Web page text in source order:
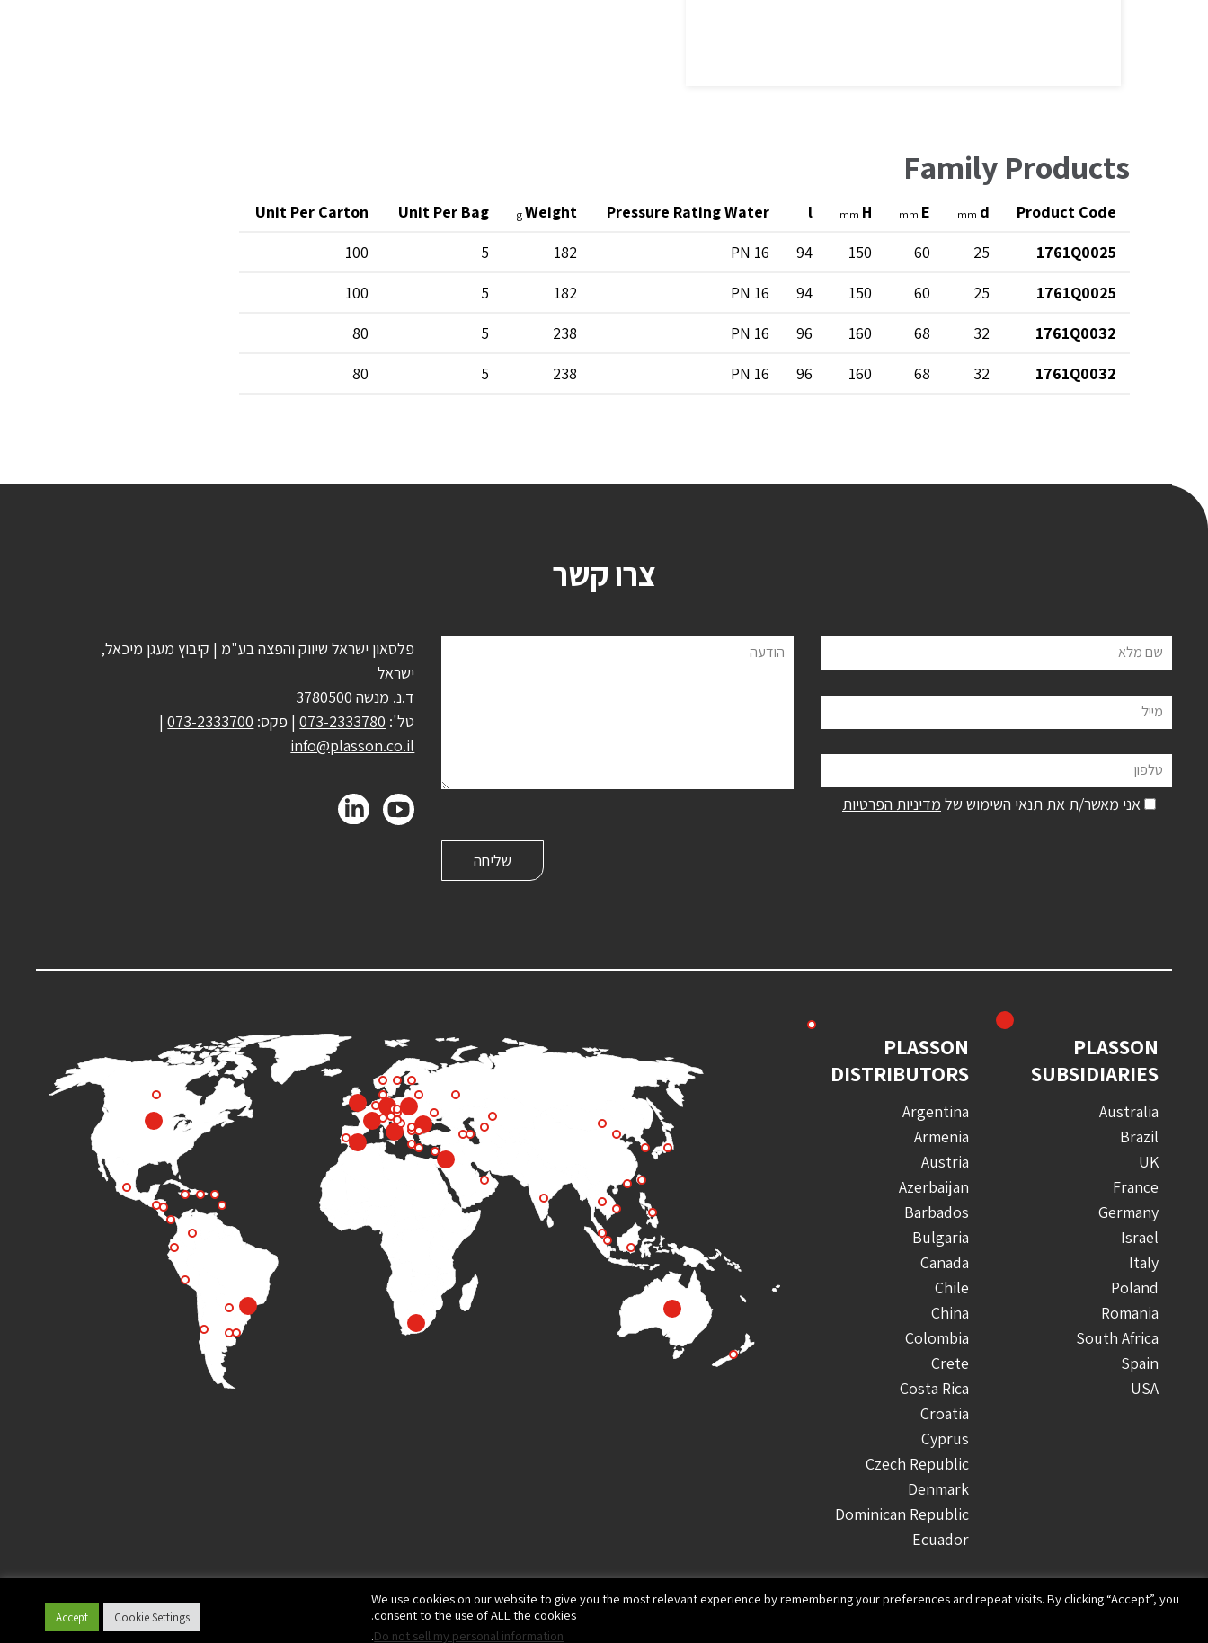
Family Products
Product Code
d
mm
E
mm
H
mm
l
Pressure Rating Water
Weight
g
Unit Per Bag
Unit Per Carton
1761Q0025
25
60
150
94
PN 16
182
5
100
1761Q0025
25
60
150
94
PN 16
182
5
100
1761Q0032
32
68
160
96
PN 16
238
5
80
1761Q0032
32
68
160
96
PN 16
238
5
80
צרו קשר
שם מלא
מייל
טלפון
הודעה
אני מאשר/ת את תנאי השימוש של מדיניות הפרטיות
פלסאון ישראל שיווק והפצה בע"מ | קיבוץ מעגן מיכאל,
ישראל
ד.נ. מנשה 3780500
טל': 073-2333780| פקס: 073-2333700
|
info@plasson.co.il
PLASSON
SUBSIDIARIES
Australia
Brazil
UK
France
Germany
Israel
Italy
Poland
Romania
South Africa
Spain
USA
PLASSON
DISTRIBUTORS
Argentina
Armenia
Austria
Azerbaijan
Barbados
Bulgaria
Canada
Chile
China
Colombia
Crete
Costa Rica
Croatia
Cyprus
Czech Republic
Denmark
Dominican Republic
Ecuador
We use cookies on our website to give you the most relevant experience by remembering your preferences and repeat visits. By clicking “Accept”, you
consent to the use of ALL the cookies.
Do not sell my personal information
.
Cookie Settings
Accept